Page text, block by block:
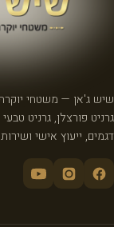
שיש ג'אן — משטחי
דגמים, ייעוץ אישי